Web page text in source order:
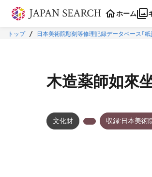
本文に飛ぶ
ホーム
トップ 日本美術院彫刻等修理記録データベース「紙
木造薬師如來
文化財 収録:日本美術